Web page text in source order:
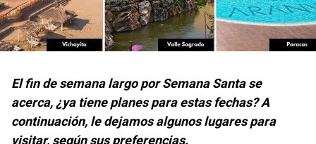
El fin de semana largo por Semana Santa se
acerca, ¿ya tiene planes para estas fechas? A
continuación, le dejamos algunos lugares para
visitar, según sus preferencias.